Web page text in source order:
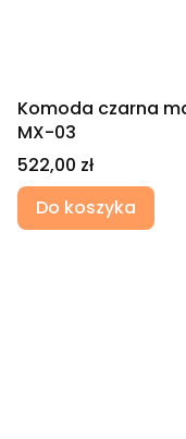
Komoda czarna
MX-03
Cena
522,00 zł
Do koszyka